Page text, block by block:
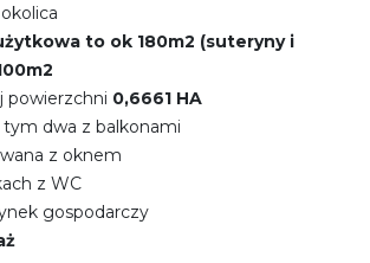
to ok 180m2 (suteryny i
powierzchni 0,6661 HA
dwa z balkonami
z oknem
z WC
gospodarczy